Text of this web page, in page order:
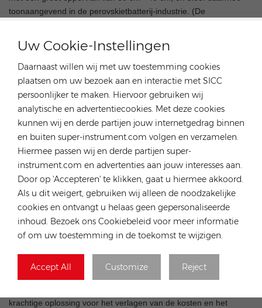
Uw Cookie-Instellingen
Daarnaast willen wij met uw toestemming cookies
plaatsen om uw bezoek aan en interactie met SICC
persoonlijker te maken. Hiervoor gebruiken wij
analytische en advertentiecookies. Met deze cookies
kunnen wij en derde partijen jouw internetgedrag binnen
en buiten super-instrument.com volgen en verzamelen.
Hiermee passen wij en derde partijen super-
instrument.com en advertenties aan jouw interesses aan.
Door op 'Accepteren' te klikken, gaat u hiermee akkoord.
Als u dit weigert, gebruiken wij alleen de noodzakelijke
cookies en ontvangt u helaas geen gepersonaliseerde
inhoud. Bezoek ons Cookiebeleid voor meer informatie
of om uw toestemming in de toekomst te wijzigen.
Accept All Customize Reject
toonaangevend in de perovskietbatterij-industrie. (De
Industry Measurement and Testing Center)
Er moet op worden gewezen dat de efficiëntie op
grootschalige productie, en dat er nog steeds
krachtige oplossing voor het verlagen van de kosten en het